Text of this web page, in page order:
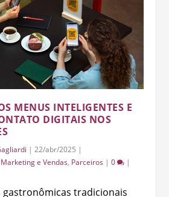
MENUS INTELIGENTES E
DIGITAIS NOS
|22/abr/2025 |
Marketing e Vendas, Parceiros |0 |
gastronômicas tradicionais